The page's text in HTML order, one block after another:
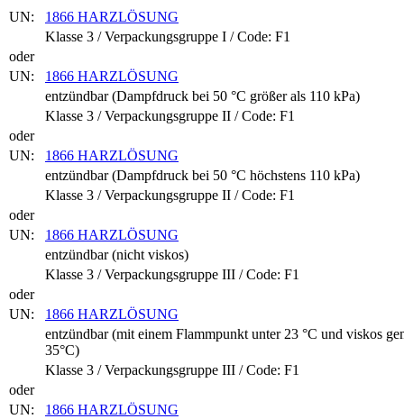
UN:
1866 HARZLÖSUNG
Klasse 3 / Verpackungsgruppe I / Code: F1
oder
UN:
1866 HARZLÖSUNG
entzündbar (Dampfdruck bei 50 °C größer als 110 kPa)
Klasse 3 / Verpackungsgruppe II / Code: F1
oder
UN:
1866 HARZLÖSUNG
entzündbar (Dampfdruck bei 50 °C höchstens 110 kPa)
Klasse 3 / Verpackungsgruppe II / Code: F1
oder
UN:
1866 HARZLÖSUNG
entzündbar (nicht viskos)
Klasse 3 / Verpackungsgruppe III / Code: F1
oder
UN:
1866 HARZLÖSUNG
entzündbar (mit einem Flammpunkt unter 23 °C und viskos
35°C)
Klasse 3 / Verpackungsgruppe III / Code: F1
oder
UN:
1866 HARZLÖSUNG